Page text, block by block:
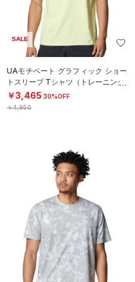
SALE
UAモチベート グラフィック ショー
トスリーブ Tシャツ（トレーニング/
MEN）
￥3,465 30%OFF
￥4,950